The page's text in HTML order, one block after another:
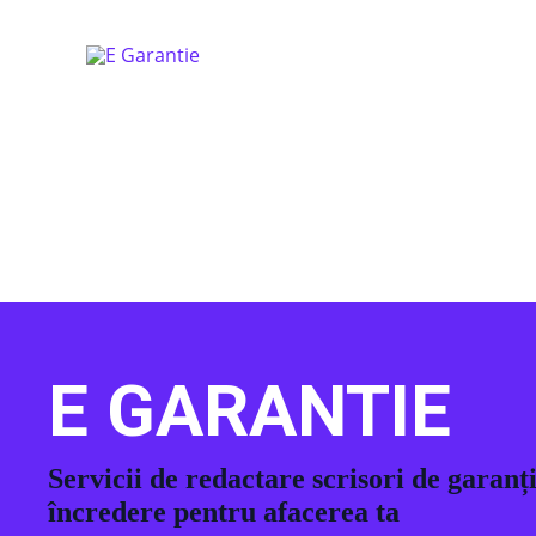
E GARANTIE
Servicii de redactare scrisori de
încredere pentru afacerea ta